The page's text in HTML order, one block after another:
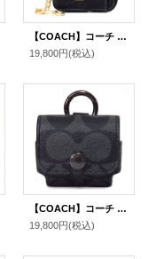
【COACH】コーチ コインケース ぺブルレザー シグネチャー 型押し チェーン ジップ カードケース カードポーチ 定期入れ 名刺入れ 小銭入れ ブラック（日本未発売）
19,800円(税込)
【COACH】コーチ コーティングキャンバス カーフレザー シグネチャー イヤホン airpods pro エアーポッズプロ ケース バッグチャーム キーホルダー チャコール（日本未発売）
19,800円(税込)